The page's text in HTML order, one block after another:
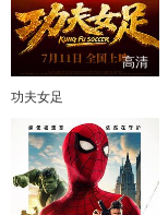
高清
功夫女足